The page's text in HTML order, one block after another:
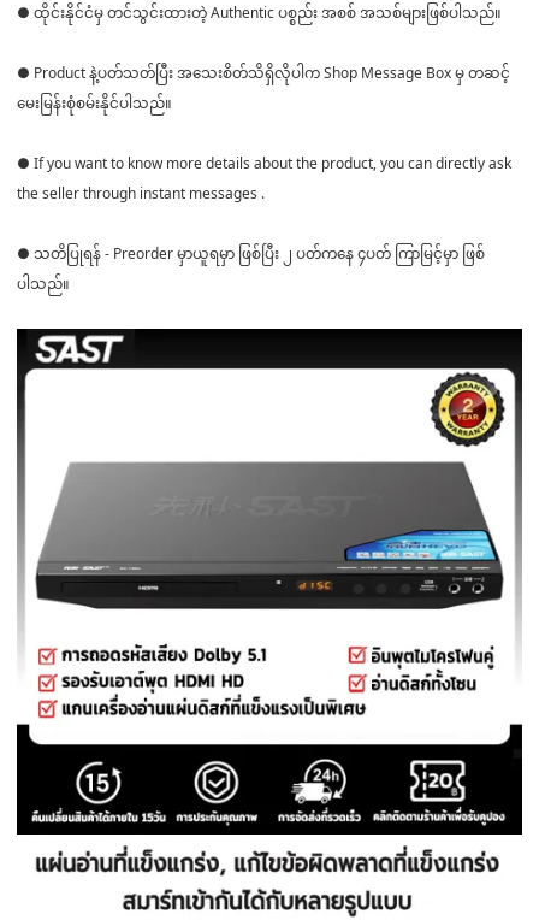
● ထိုင်းနိုင်ငံမှ တင်သွင်းထားတဲ့ Authentic ပစ္စည်း အစစ် အသစ်များဖြစ်ပါသည်။
● Product နဲ့ပတ်သတ်ပြီး အသေးစိတ်သိရှိလိုပါက Shop Message Box မှ တဆင့်
မေးမြန်းစုံစမ်းနိုင်ပါသည်။
● If you want to know more details about the product, you can directly ask
the seller through instant messages .
● သတိပြုရန် - Preorder မှာယူရမှာ ဖြစ်ပြီး ၂ ပတ်ကနေ ၄ပတ် ကြာမြင့်မှာ ဖြစ်
ပါသည်။